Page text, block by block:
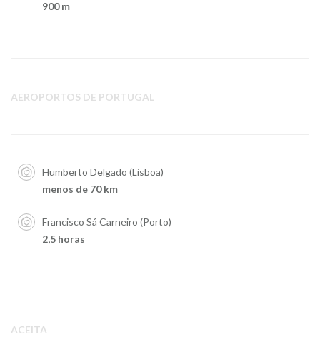
900 m
AEROPORTOS DE PORTUGAL
Humberto Delgado (Lisboa)
menos de 70 km
Francisco Sá Carneiro (Porto)
2,5 horas
ACEITA